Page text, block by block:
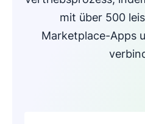
mit über 500
Marketplace-Apps